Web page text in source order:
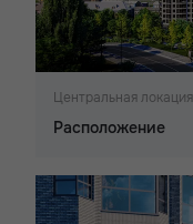
Центральная локация
Расположение